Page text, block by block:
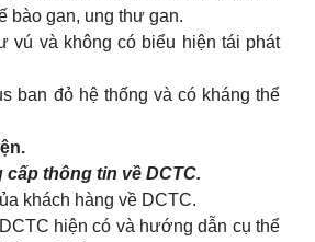
bào gan, ung thư gan.
vú và không có biểu hiện tái phát
ban đỏ hệ thống và có kháng thể
cấp thông tin về DCTC.
khách hàng về DCTC.
hiện có và hướng dẫn cụ thể